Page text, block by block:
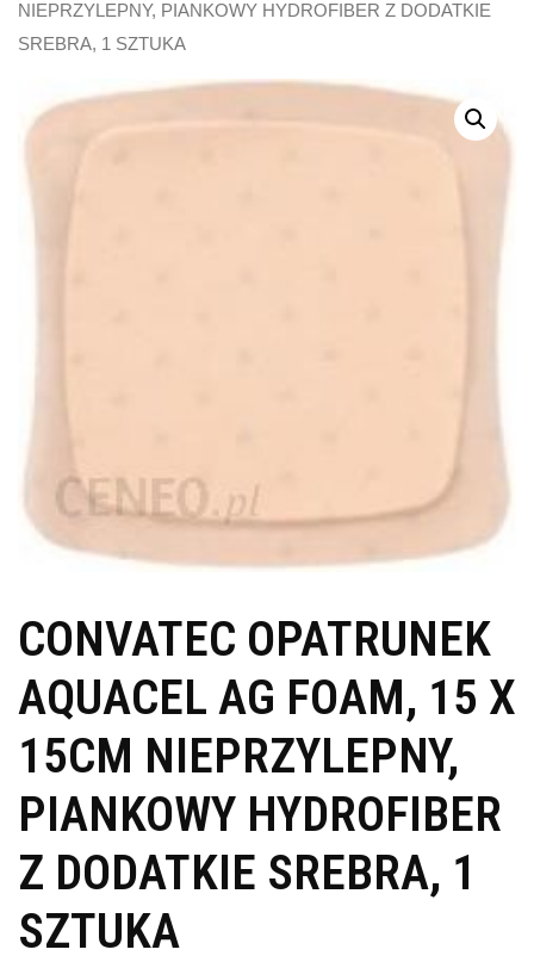
NIEPRZYLEPNY, PIANKOWY HYDROFIBER Z DODATKIE
SREBRA, 1 SZTUKA
CONVATEC OPATRUNEK
AQUACEL AG FOAM, 15 X
15CM NIEPRZYLEPNY,
PIANKOWY HYDROFIBER
Z DODATKIE SREBRA, 1
SZTUKA